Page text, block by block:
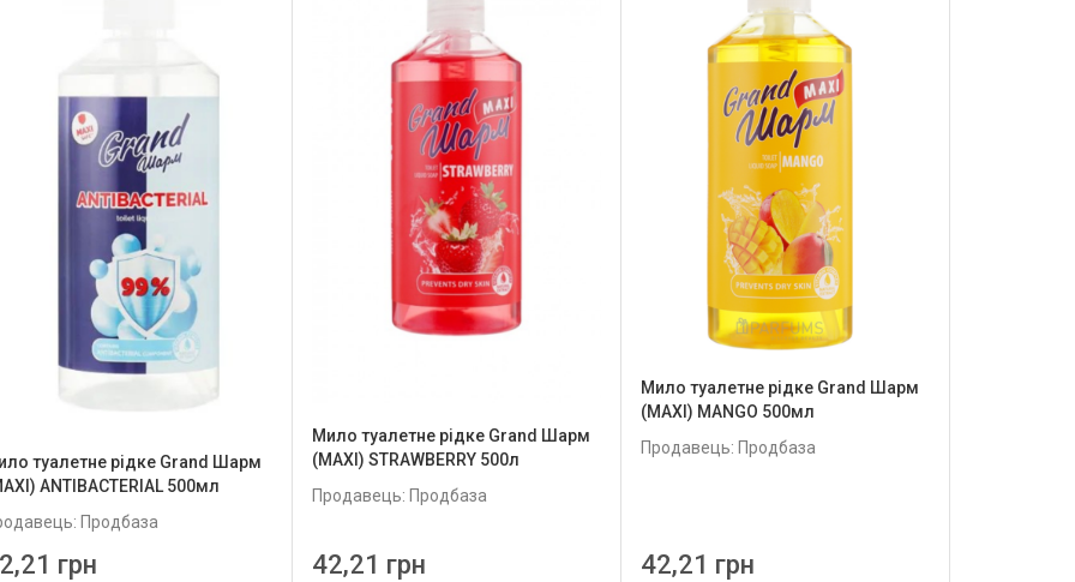
туалетне рідке Grand Шарм
ANTIBACTERIAL 500мл
Продбаза
грн
Мило туалетне рідке Grand Шарм
(MAXI) STRAWBERRY 500л
Продавець: Продбаза
42,21 грн
Мило туалетне рідке Grand Шарм
(MAXI) MANGO 500мл
Продавець: Продбаза
42,21 грн